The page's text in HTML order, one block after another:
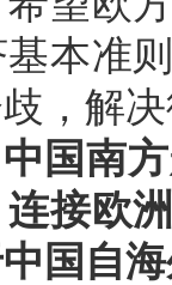
本准
，解
国南
接欧
国自